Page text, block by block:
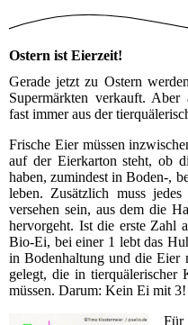
Ostern ist Eierzeit!
Gerade jetzt zu Ostern
Supermärkten verkauft. Aber
fast immer aus der
Frische Eier müssen
auf der Eierkarton steht, ob
haben, zumindest in Boden-,
leben. Zusätzlich muss
versehen sein, aus dem die
hervorgeht. Ist die erste Zahl
Bio-Ei, bei einer 1 lebt das
in Bodenhaltung und die Eier
gelegt, die in tierquälerischer
müssen. Darum: Kein Ei mit 3!
Für